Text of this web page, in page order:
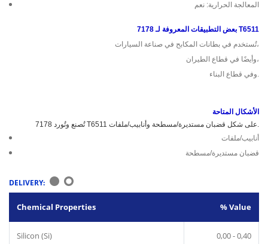
المعالجة الحرارية: نعم
بعض التطبيقات المعروفة لـ 7178 T6511
تُستخدم في بطانات المكابح في صناعة السيارات،
وأيضًا في قطاع الطيران،
وفي قطاع البناء.
الأشكال المتاحة
أنابيب/ملفات
قضبان مستديرة/مسطحة
DELIVERY:
Chemical Properties % Value
Silicon (Si) 0,00 - 0,40